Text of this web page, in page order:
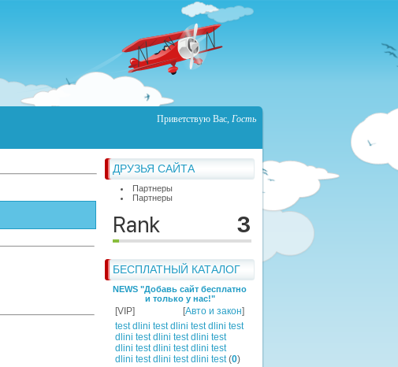
Приветствую Вас, Гость
ДРУЗЬЯ САЙТА
Партнеры
Партнеры
БЕСПЛАТНЫЙ КАТАЛОГ
NEWS "Добавь сайт бесплатно
и только у нас!"
[VIP] [Авто и закон]
test dlini test dlini test dlini test
dlini test dlini test dlini test
dlini test dlini test dlini test
dlini test dlini test dlini test (0)